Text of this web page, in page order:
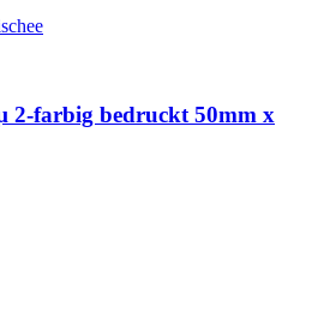
2-farbig bedruckt 50mm x